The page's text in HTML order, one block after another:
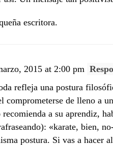
escritora.
2015 at 2:00 pm
refleja una postura
comprometerse de lleno a
a su aprendiz,
«karate, bien,
postura. Si vas a hacer